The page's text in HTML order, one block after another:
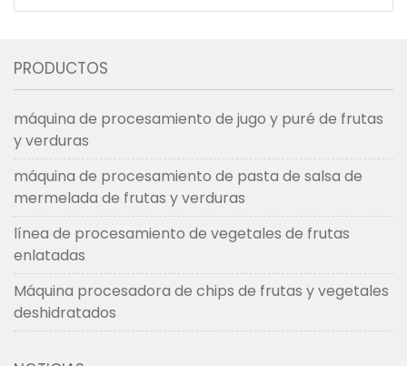
PRODUCTOS
máquina de procesamiento de jugo y puré de frutas
y verduras
máquina de procesamiento de pasta de salsa de
mermelada de frutas y verduras
línea de procesamiento de vegetales de frutas
enlatadas
Máquina procesadora de chips de frutas y vegetales
deshidratados